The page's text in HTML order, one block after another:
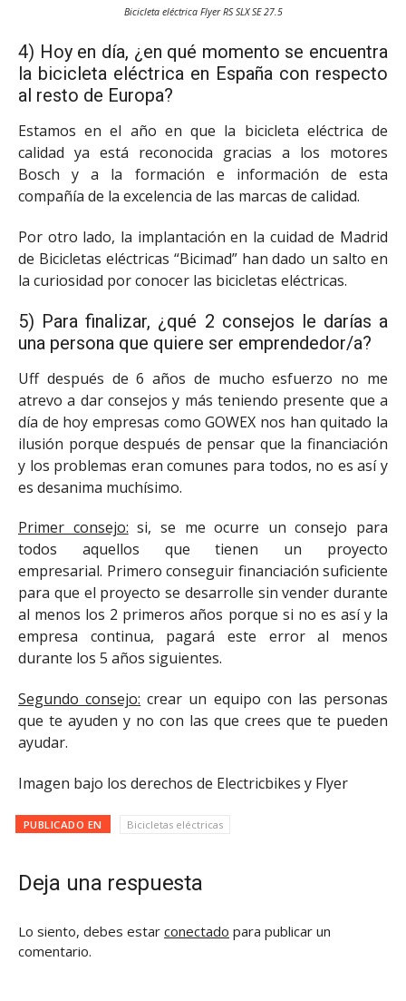
Bicicleta eléctrica Flyer RS SLX SE 27.5
4) Hoy en día, ¿en qué momento se encuentra
la bicicleta eléctrica en España con respecto
al resto de Europa?
Estamos en el año en que la bicicleta eléctrica de
calidad ya está reconocida gracias a los motores
Bosch y a la formación e información de esta
compañía de la excelencia de las marcas de calidad.
Por otro lado, la implantación en la cuidad de Madrid
de Bicicletas eléctricas “Bicimad” han dado un salto en
la curiosidad por conocer las bicicletas eléctricas.
5) Para finalizar, ¿qué 2 consejos le darías a
una persona que quiere ser emprendedor/a?
Uff después de 6 años de mucho esfuerzo no me
atrevo a dar consejos y más teniendo presente que a
día de hoy empresas como GOWEX nos han quitado la
ilusión porque después de pensar que la financiación
y los problemas eran comunes para todos, no es así y
es desanima muchísimo.
Primer consejo: si, se me ocurre un consejo para
todos aquellos que tienen un proyecto
empresarial. Primero conseguir financiación suficiente
para que el proyecto se desarrolle sin vender durante
al menos los 2 primeros años porque si no es así y la
empresa continua, pagará este error al menos
durante los 5 años siguientes.
Segundo consejo: crear un equipo con las personas
que te ayuden y no con las que crees que te pueden
ayudar.
Imagen bajo los derechos de Electricbikes y Flyer
PUBLICADO EN Bicicletas eléctricas
Deja una respuesta
Lo siento, debes estar conectado para publicar un
comentario.